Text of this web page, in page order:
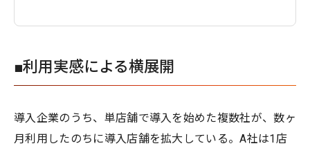
■利用実感による横展開
導入企業のうち、単店舗で導入を始めた複数社が、数ヶ
月利用したのちに導入店舗を拡大している。A社は1店